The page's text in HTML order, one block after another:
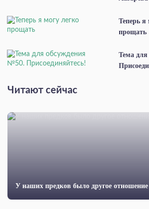
Теперь я
прощать
Тема
Читают сейчас
У наших предков было другое отношение